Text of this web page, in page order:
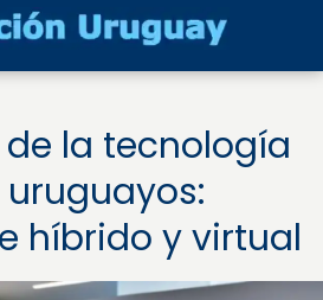
la tecnología
uruguayos:
híbrido y virtual